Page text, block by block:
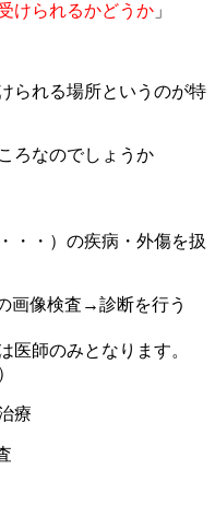
けられるかどうか 」
られる場所というのが特
ろなのでしょうか
・・）の疾病・外傷を扱
画像検査→診断を行う
医師のみとなります。
療